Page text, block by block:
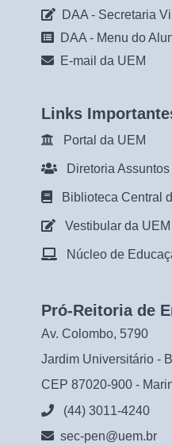
DAA - Secretaria
DAA - Menu do
E-mail da UEM
Links
Portal da UEM
Diretoria
Biblioteca Central
Vestibular da UEM
Núcleo de
Pró-Reitoria de
Av. Colombo, 5790
Jardim Universitário -
CEP 87020-900 -
(44) 3011-4240
sec-pen@uem.br